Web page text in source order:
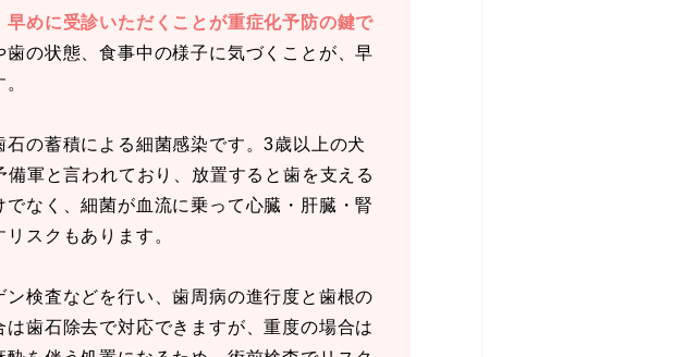
めに受診いただくことが重症化予防の鍵で
の状態、食事中の様子に気づくことが、早
の蓄積による細菌感染です。3歳以上の犬
軍と言われており、放置すると歯を支える
なく、細菌が血流に乗って心臓・肝臓・腎
スクもあります。
検査などを行い、歯周病の進行度と歯根の
歯石除去で対応できますが、重度の場合は